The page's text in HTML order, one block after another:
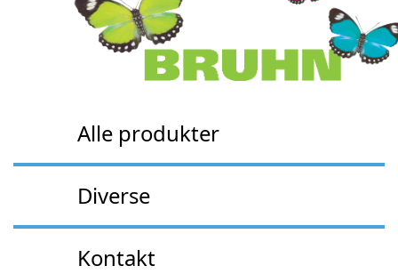
Alle produkter
Diverse
Kontakt